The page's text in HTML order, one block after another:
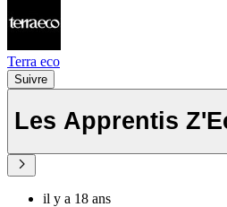
Terra eco
Suivre
Les Apprentis
il y a 18 ans